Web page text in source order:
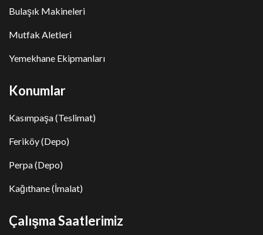
Bulaşık Makineleri
Mutfak Aletleri
Yemekhane Ekipmanları
Konumlar
Kasımpaşa (Teslimat)
Feriköy (Depo)
Perpa (Depo)
Kağıthane (İmalat)
Çalışma Saatlerimiz